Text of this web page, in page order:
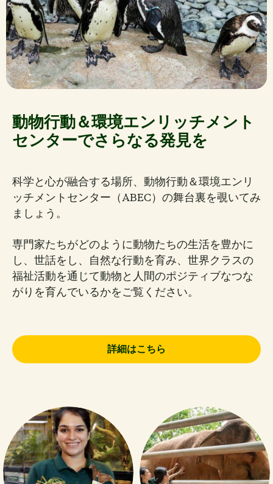
動物行動＆環境エンリッチメント
センターでさらなる発見を
科学と心が融合する場所、動物行動＆環境エンリ
ッチメントセンター（ABEC）の舞台裏を覗いてみ
ましょう。
専門家たちがどのように動物たちの生活を豊かに
し、世話をし、自然な行動を育み、世界クラスの
福祉活動を通じて動物と人間のポジティブなつな
がりを育んでいるかをご覧ください。
詳細はこちら